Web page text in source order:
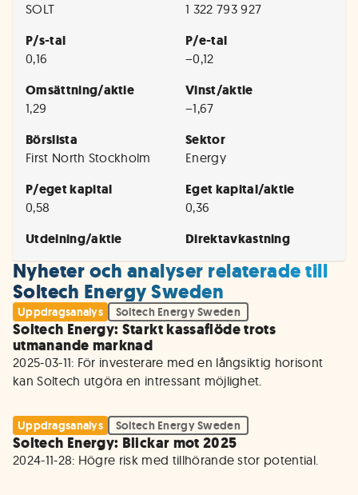
SOLT 1 322 793 927
P/s-tal
0,16
P/e-tal
−0,12
Omsättning/aktie
1,29
Vinst/aktie
−1,67
Börslista
First North Stockholm
Sektor
Energy
P/eget kapital
0,58
Eget kapital/aktie
0,36
Utdelning/aktie Direktavkastning
Nyheter och analyser relaterade till
Soltech Energy Sweden
Uppdragsanalys Soltech Energy Sweden
Soltech Energy: Starkt kassaflöde trots
utmanande marknad
2025-03-11: För investerare med en långsiktig horisont
kan Soltech utgöra en intressant möjlighet.
Uppdragsanalys Soltech Energy Sweden
Soltech Energy: Blickar mot 2025
2024-11-28: Högre risk med tillhörande stor potential.